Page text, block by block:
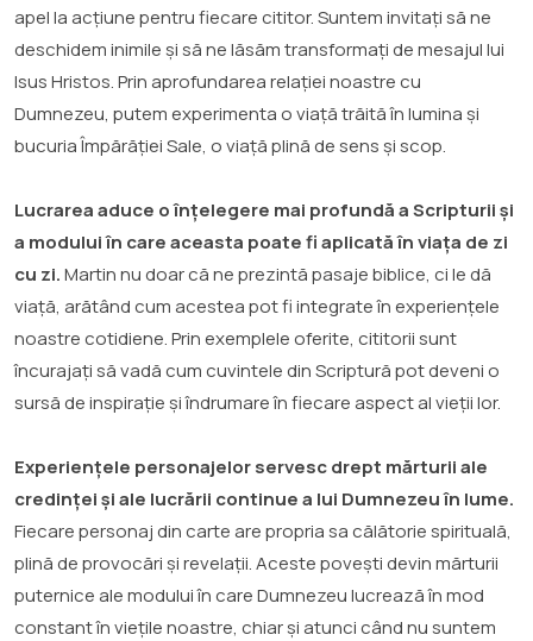
apel la acțiune pentru fiecare cititor. Suntem invitați să ne
deschidem inimile și să ne lăsăm transformați de mesajul lui
Isus Hristos. Prin aprofundarea relației noastre cu
Dumnezeu, putem experimenta o viață trăită în lumina și
bucuria Împărăției Sale, o viață plină de sens și scop.
Lucrarea aduce o înțelegere mai profundă a Scripturii și
a modului în care aceasta poate fi aplicată în viața de zi
cu zi.Martin nu doar că ne prezintă pasaje biblice, ci le dă
viață, arătând cum acestea pot fi integrate în experiențele
noastre cotidiene. Prin exemplele oferite, cititorii sunt
încurajați să vadă cum cuvintele din Scriptură pot deveni o
sursă de inspirație și îndrumare în fiecare aspect al vieții lor.
Experiențele personajelor servesc drept mărturii ale
credinței și ale lucrării continue a lui Dumnezeu în lume.
Fiecare personaj din carte are propria sa călătorie spirituală,
plină de provocări și revelații. Aceste povești devin mărturii
puternice ale modului în care Dumnezeu lucrează în mod
constant în viețile noastre, chiar și atunci când nu suntem